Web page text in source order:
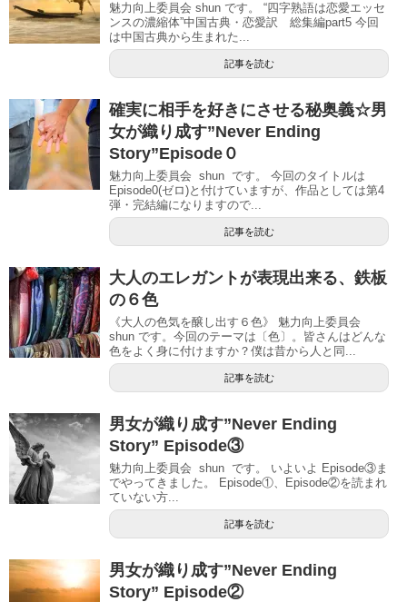
魅力向上委員会 shun です。 “四字熟語は恋愛エッセ
ンスの濃縮体”中国古典・恋愛訳 総集編part5 今回
は中国古典から生まれた...
記事を読む
確実に相手を好きにさせる秘奥義☆男
女が織り成す”Never Ending
Story”Episode０
魅力向上委員会 shun です。 今回のタイトルは
Episode0(ゼロ)と付けていますが、作品としては第4
弾・完結編になりますので...
記事を読む
大人のエレガントが表現出来る、鉄板
の６色
《大人の色気を醸し出す６色》 魅力向上委員会
shun です。今回のテーマは〔色〕。皆さんはどんな
色をよく身に付けますか？僕は昔から人と同...
記事を読む
男女が織り成す”Never Ending
Story” Episode③
魅力向上委員会 shun です。 いよいよ Episode③ま
でやってきました。 Episode①、Episode②を読まれ
ていない方...
記事を読む
男女が織り成す”Never Ending
Story” Episode②